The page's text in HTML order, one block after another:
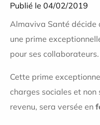
Publié le 04/02/2019
Almaviva Santé décide
une prime
pour ses collaborateurs.
Cette prime
charges sociales et non
revenu, sera versée en